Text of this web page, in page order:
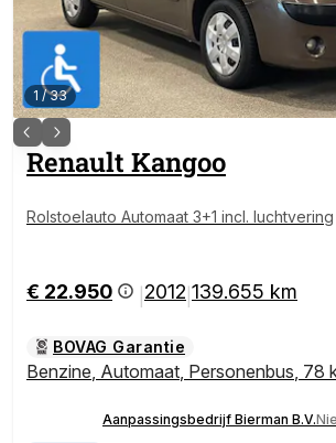
1 /33
Renault Kangoo
Rolstoelauto Automaat 3+1 incl. luchtvering
€ 22.950 2012 139.655 km
BOVAG Garantie
Benzine, Automaat, Personenbus, 78
Aanpassingsbedrijf Bierman B.V.